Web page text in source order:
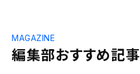
編集部おすすめ記事
MAGAZINE